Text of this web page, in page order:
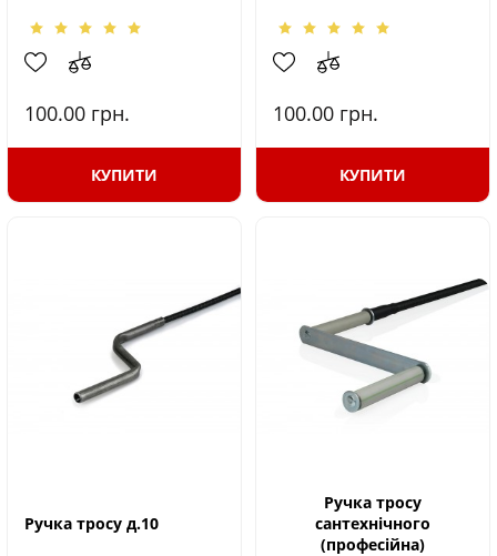
100.00 грн.
КУПИТИ
100.00 грн.
КУПИТИ
Ручка тросу д.10
Ручка тросу
сантехнічного
(професійна)